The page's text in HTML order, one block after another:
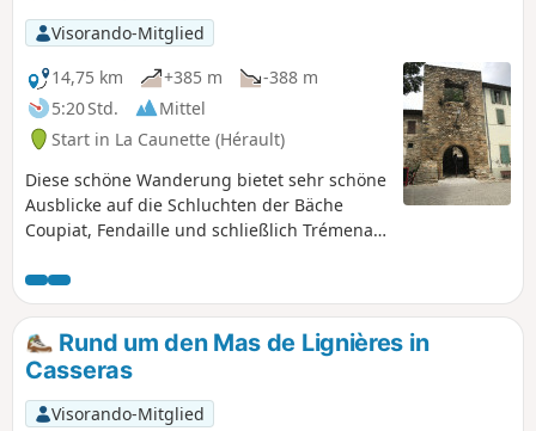
Fußgängerbrücke aufgrund eines
Gemeindebeschlusses vom Juli 2017
wegen Baufälligkeit für Fußgänger
gesperrt (und verriegelt). Die
Fußgängerbrücke ist normalerweise
wieder geöffnet, ein Parkplatz wird
derzeit angelegt.
Visorando-Mitglied
14,75 km
+385 m
-388 m
5:20 Std.
Mittel
Start in La Caunette (Hérault)
Diese schöne Wanderung bietet sehr schöne
Ausblicke auf die Schluchten der Bäche
Coupiat, Fendaille und schließlich Trémenal.
keine größeren Schwierigkeiten auf und
kann bei Bedarf an verschiedenen Stellen
abgekürzt werden.
Rund um den Mas de Lignières in
Casseras
Visorando-Mitglied